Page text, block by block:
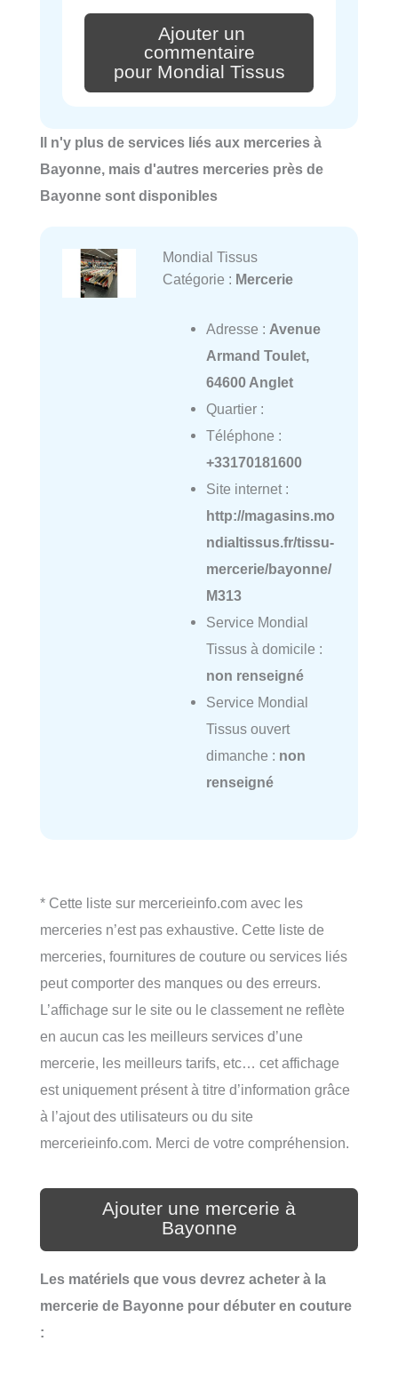
Ajouter un
commentaire
pour Mondial Tissus
Il n'y plus de services liés aux merceries à
Bayonne, mais d'autres merceries près de
Bayonne sont disponibles
Mondial Tissus
Catégorie : Mercerie
Adresse : Avenue
Armand Toulet,
64600 Anglet
Quartier :
Téléphone :
+33170181600
Site internet :
http://magasins.mo
ndialtissus.fr/tissu-
mercerie/bayonne/
M313
Service Mondial
Tissus à domicile :
non renseigné
Service Mondial
Tissus ouvert
dimanche : non
renseigné
* Cette liste sur mercerieinfo.com avec les
merceries n’est pas exhaustive. Cette liste de
merceries, fournitures de couture ou services liés
peut comporter des manques ou des erreurs.
L’affichage sur le site ou le classement ne reflète
en aucun cas les meilleurs services d’une
mercerie, les meilleurs tarifs, etc… cet affichage
est uniquement présent à titre d’information grâce
à l’ajout des utilisateurs ou du site
mercerieinfo.com. Merci de votre compréhension.
Ajouter une mercerie à
Bayonne
Les matériels que vous devrez acheter à la
mercerie de Bayonne pour débuter en couture
: